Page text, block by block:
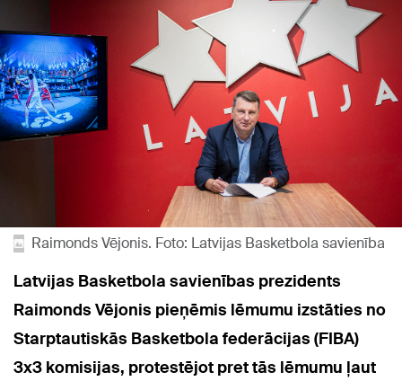
Raimonds Vējonis. Foto: Latvijas Basketbola savienība
Latvijas Basketbola savienības prezidents
Raimonds Vējonis pieņēmis lēmumu izstāties no
Starptautiskās Basketbola federācijas (FIBA)
3x3 komisijas, protestējot pret tās lēmumu ļaut